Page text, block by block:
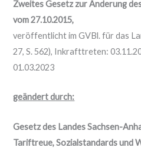
Zweites Gesetz zur Änderung
vom 27.10.2015,
veröffentlicht im GVBl. für das
27, S. 562), Inkrafttreten:
01.03.2023
geändert durch:
Gesetz des Landes Sachsen-
Tariftreue, Sozialstandards und